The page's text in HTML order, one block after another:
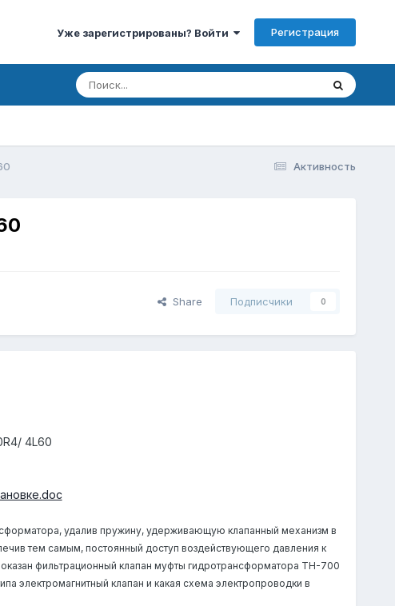
Уже зарегистрированы? Войти Регистрация
Активность
Share Подписчики 0
4L60
удалив пружину, удерживающую клапанный механизм в
тем самым, постоянный доступ воздействующего давления к
фильтрационный клапан муфты гидротрансформатора ТН-700
электромагнитный клапан и какая схема электропроводки в